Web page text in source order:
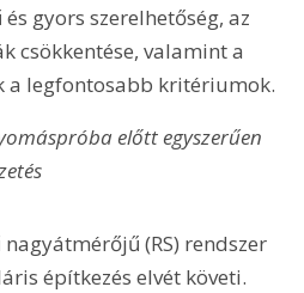
gyors szerelhetőség, az
csökkentése, valamint a
a legfontosabb kritériumok.
előtt egyszerűen
(RS) rendszer
építkezés elvét követi.